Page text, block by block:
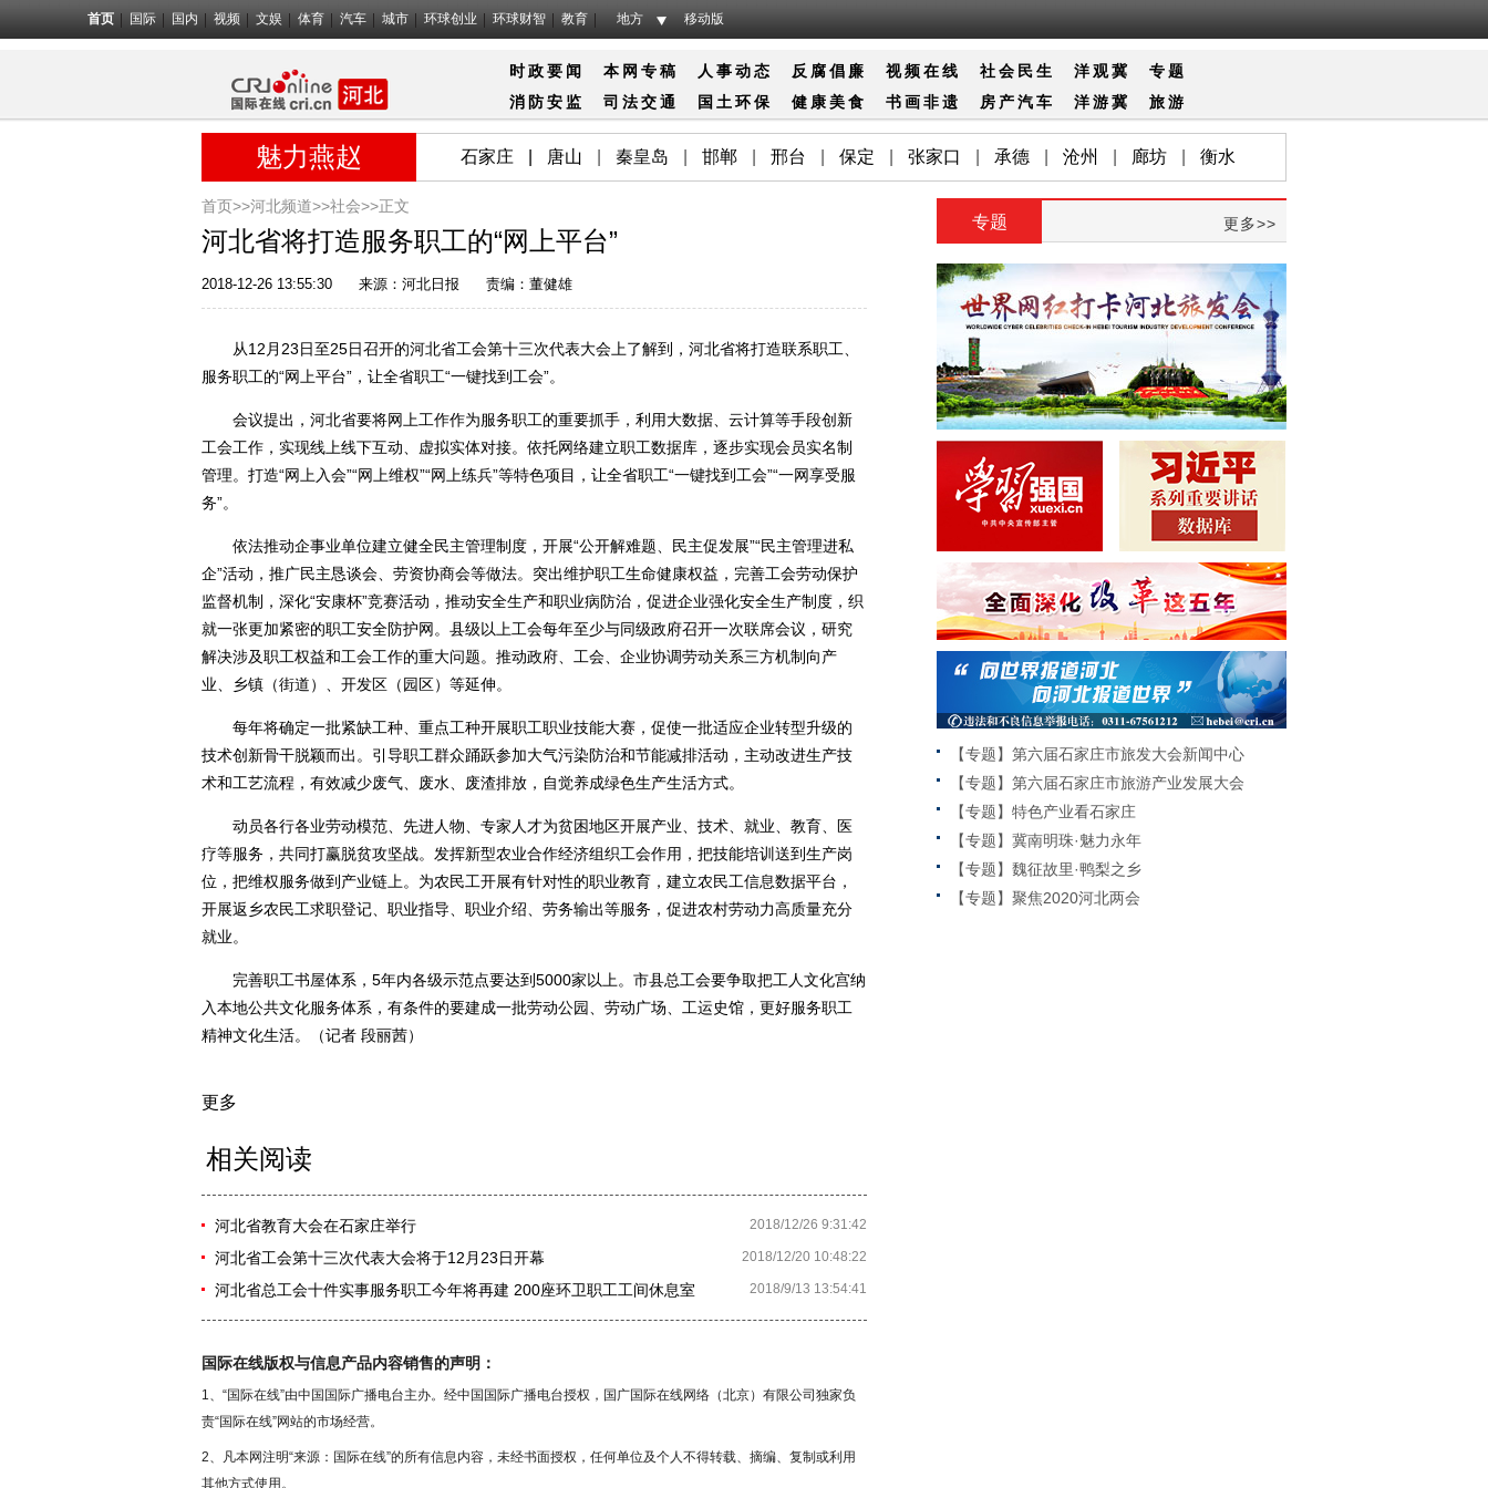
首页 国际 国内 视频 文娱 体育 汽车 城市 环球创业 环球财智 教育 地方 移动版
时政要闻 本网专稿 人事动态 反腐倡廉 视频在线 社会 民生 洋观冀
专题
消防安监 司法交通 国土 环保 健康美食 书画非遗 房产汽车 洋游冀 旅游
魅力燕赵 石家庄 唐山 秦皇岛 邯郸 邢台 保定 张家口 承德 沧州 廊坊 衡水
首页>>河北频道>>社会>>正文
河北省将打造服务职工的“网上平台”
2018-12-26 13:55:30 来源： 河北日报 责编：董健雄
从12月23日至25日召开的河北省工会第十三次代表大会上了解到，河北省将打造联系职工、
服务职工的“网上平台”，让全省职工“一键找到工会”。
会议提出，河北省要将网上工作作为服务职工的重要抓手，利用大数据、云计算等手段创新
工会工作，实现线上线下互动、虚拟实体对接。依托网络建立职工数据库，逐步实现会员实名制
管理。打造“网上入会”“网上维权”“网上练兵”等特色项目，让全省职工“一键找到工会”“一网享受服
务”。
依法推动企事业单位建立健全民主管理制度，开展“公开解难题、民主促发展”“民主管理进私
企”活动，推广民主恳谈会、劳资协商会等做法。突出维护职工生命健康权益，完善工会劳动保护
监督机制，深化“安康杯”竞赛活动，推动安全生产和职业病防治，促进企业强化安全生产制度，织
就一张更加紧密的职工安全防护网。县级以上工会每年至少与同级政府召开一次联席会议，研究
解决涉及职工权益和工会工作的重大问题。推动政府、工会、企业协调劳动关系三方机制向产
业、乡镇（街道）、开发区（园区）等延伸。
每年将确定一批紧缺工种、重点工种开展职工职业技能大赛，促使一批适应企业转型升级的
技术创新骨干脱颖而出。引导职工群众踊跃参加大气污染防治和节能减排活动，主动改进生产技
术和工艺流程，有效减少废气、废水、废渣排放，自觉养成绿色生产生活方式。
动员各行各业劳动模范、先进人物、专家人才为贫困地区开展产业、技术、就业、教育、医
疗等服务，共同打赢脱贫攻坚战。发挥新型农业合作经济组织工会作用，把技能培训送到生产岗
位，把维权服务做到产业链上。为农民工开展有针对性的职业教育，建立农民工信息数据平台，
开展返乡农民工求职登记、职业指导、职业介绍、劳务输出等服务，促进农村劳动力高质量充分
就业。
完善职工书屋体系，5年内各级示范点要达到5000家以上。市县总工会要争取把工人文化宫纳
入本地公共文化服务体系，有条件的要建成一批劳动公园、劳动广场、工运史馆，更好服务职工
精神文化生活。（记者 段丽茜）
更多
相关阅读
2018/12/26 9:31:42
河北省教育大会在石家庄举行
2018/12/20 10:48:22
河北省工会第十三次代表大会将于12月23日开幕
2018/9/13 13:54:41
河北省总工会十件实事服务职工今年将再建 200座环卫职工工间休息室
国际在线版权与信息产品内容销售的声明：
1、“国际在线”由中国国际广播电台主办。经中国国际广播电台授权，国广国际在线网络（北京）有限公司独家负
责“国际在线”网站的市场经营。
2、凡本网注明“来源：国际在线”的所有信息内容，未经书面授权，任何单位及个人不得转载、摘编、复制或利用
其他方式使用。
专题 更多>>
【专题】第六届石家庄市旅发大会新闻中心
【专题】第六届石家庄市旅游产业发展大会
【专题】特色产业看石家庄
【专题】冀南明珠·魅力永年
【专题】魏征故里·鸭梨之乡
【专题】聚焦2020河北两会